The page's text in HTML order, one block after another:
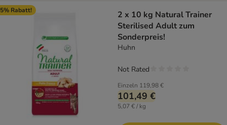
Rabatt!
2 x 10 kg Natural Trainer
Sterilised Adult zum
Sonderpreis!
Huhn
Einzeln 119,98 €
101,49 €
5,07 € / kg
Not Rated